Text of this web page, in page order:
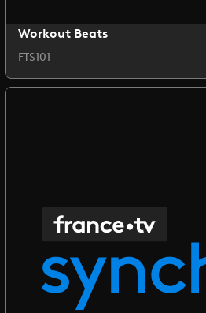
Workout Beats
FTS101